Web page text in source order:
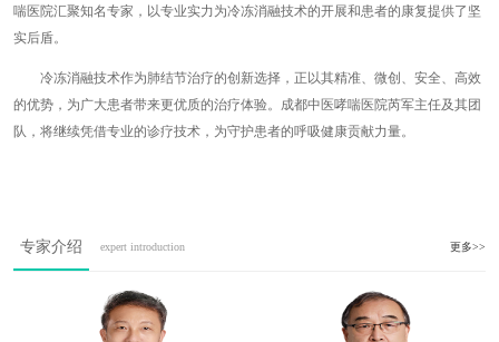
喘医院汇聚知名专家，以专业实力为冷冻消融技术的开展和患者的康复提供了坚
实后盾。
冷冻消融技术作为肺结节治疗的创新选择，正以其精准、微创、安全、高效
的优势，为广大患者带来更优质的治疗体验。成都中医哮喘医院芮军主任及其团
队，将继续凭借专业的诊疗技术，为守护患者的呼吸健康贡献力量。
专家介绍 expert introduction 更多>>